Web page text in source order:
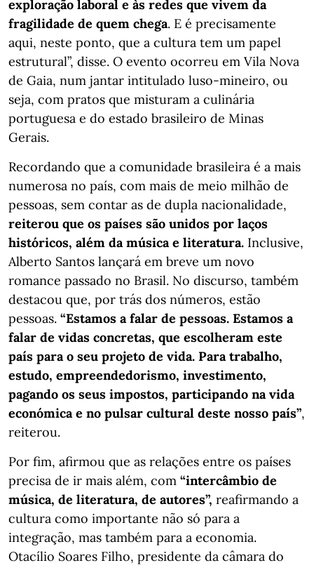
exploração laboral e às redes que vivem da
fragilidade de quem chega. E é precisamente
aqui, neste ponto, que a cultura tem um papel
estrutural”, disse. O evento ocorreu em Vila Nova
de Gaia, num jantar intitulado luso-mineiro, ou
seja, com pratos que misturam a culinária
portuguesa e do estado brasileiro de Minas
Gerais.
Recordando que a comunidade brasileira é a mais
numerosa no país, com mais de meio milhão de
pessoas, sem contar as de dupla nacionalidade,
reiterou que os países são unidos por laços
históricos, além da música e literatura. Inclusive,
Alberto Santos lançará em breve um novo
romance passado no Brasil. No discurso, também
destacou que, por trás dos números, estão
pessoas. “Estamos a falar de pessoas. Estamos a
falar de vidas concretas, que escolheram este
país para o seu projeto de vida. Para trabalho,
estudo, empreendedorismo, investimento,
pagando os seus impostos, participando na vida
económica e no pulsar cultural deste nosso país”,
reiterou.
Por fim, afirmou que as relações entre os países
precisa de ir mais além, com “intercâmbio de
música, de literatura, de autores”, reafirmando a
cultura como importante não só para a
integração, mas também para a economia.
Otacílio Soares Filho, presidente da câmara do